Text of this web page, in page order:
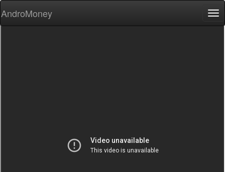
AndroMoney